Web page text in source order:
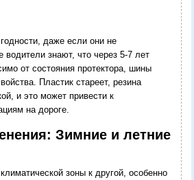
даже если они не
знают, что через 5-7 лет
от состояния протектора, шины
Пластик стареет, резина
и это может привести к
на дороге.
Зимние и летние
зоны к другой, особенно